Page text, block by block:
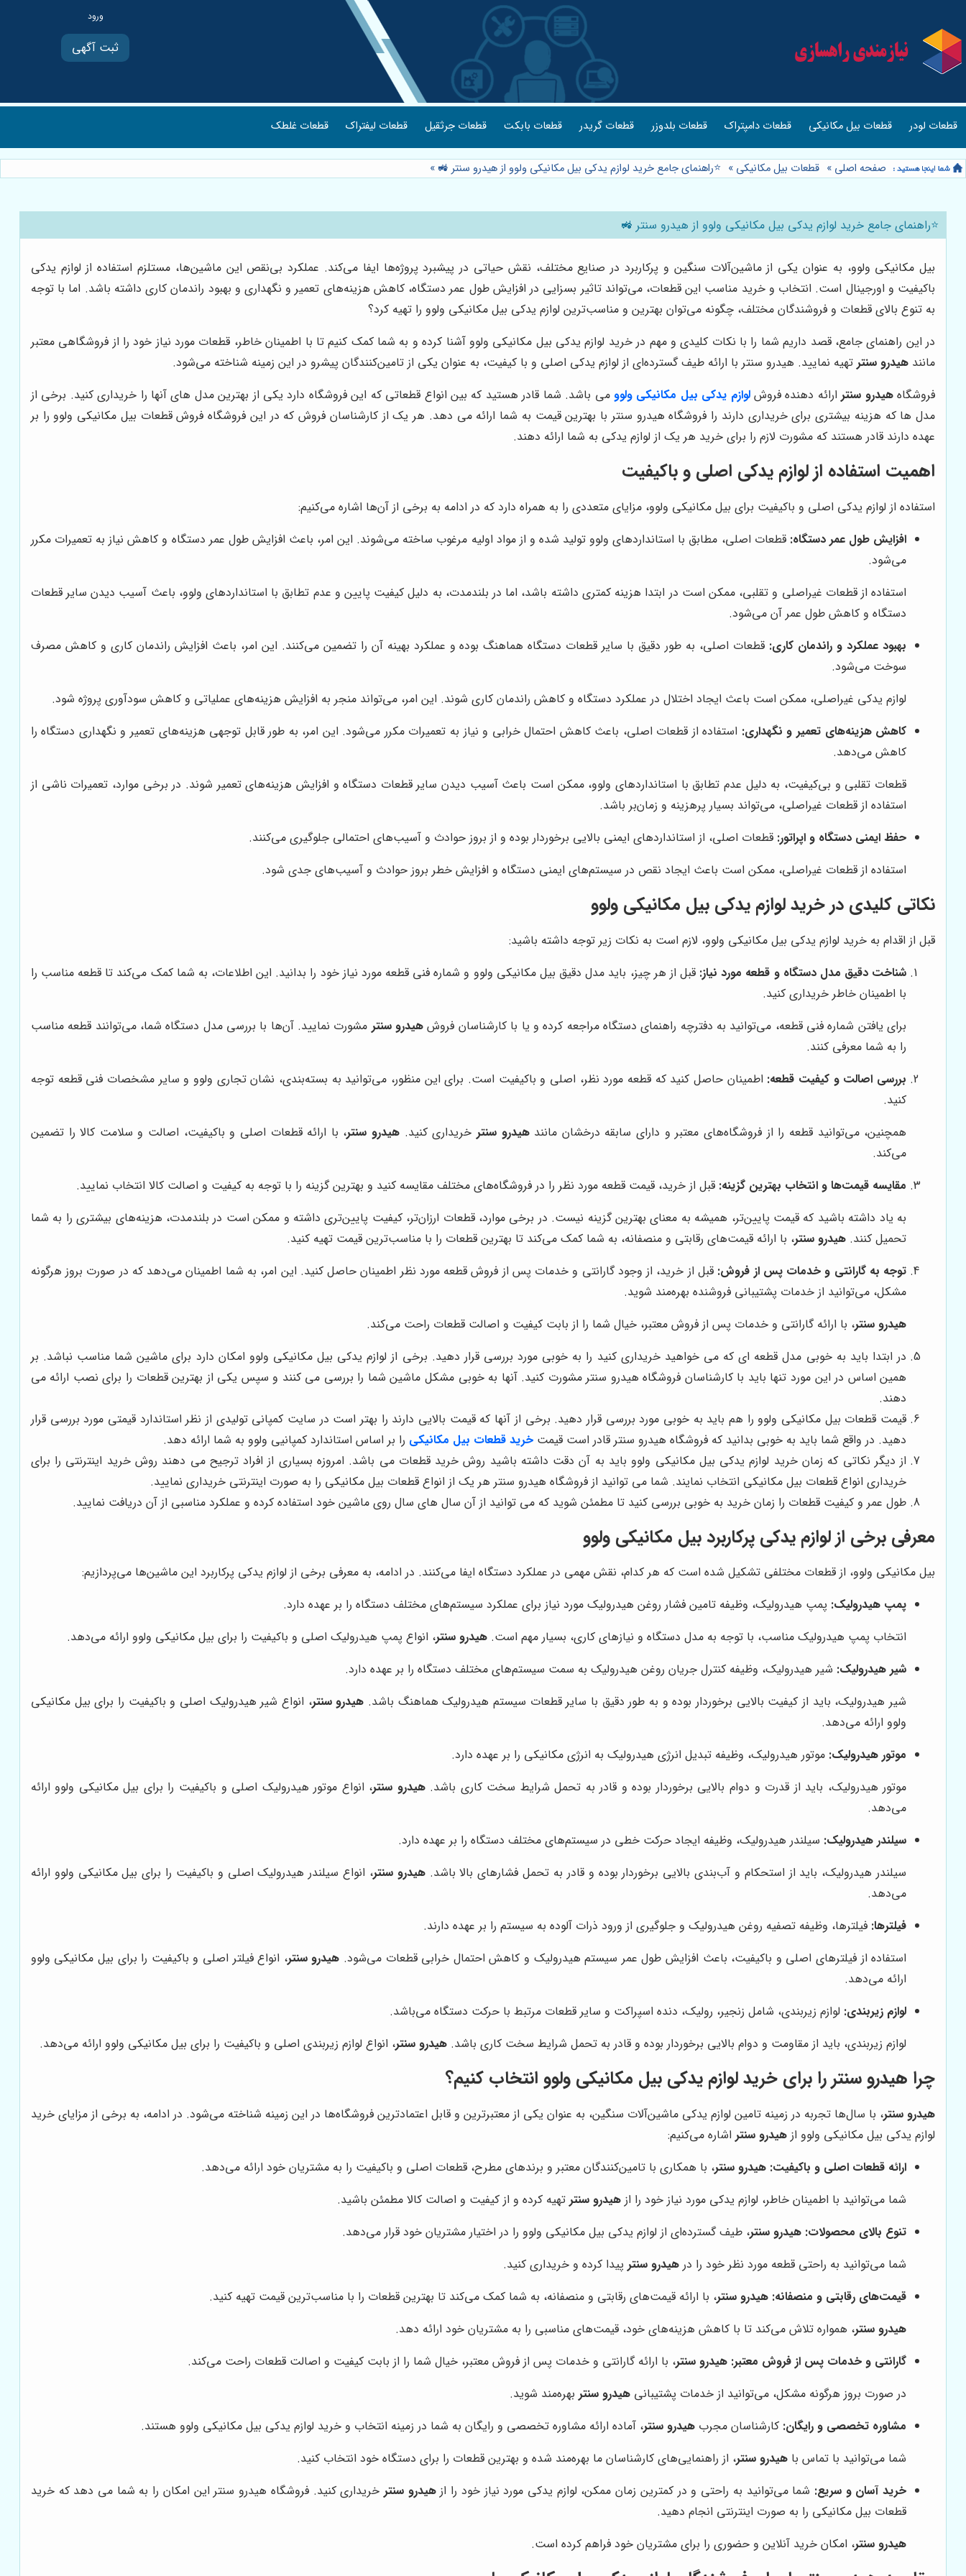
ثبت آگهی
قطعات لودر قطعات بیل مکانیکی قطعات دامپتراک قطعات بلدوزر قطعات گریدر قطعات بابکت قطعات جرثقیل قطعات لیفتراک قطعات غلطک
صفحه اصلی » قطعات بیل مکانیکی » ⭐️راهنمای جامع خرید لوازم یدکی بیل مکانیکی ولوو از هیدرو سنتر 🚜 »
⭐️راهنمای جامع خرید لوازم یدکی بیل مکانیکی ولوو از هیدرو سنتر 🚜
بیل مکانیکی ولوو، به عنوان یکی از ماشین‌آلات سنگین و پرکاربرد در صنایع مختلف، نقش حیاتی در پیشبرد پروژه‌ها ایفا می‌کند. عملکرد بی‌نقص این ماشین‌ها، مستلزم استفاده از لوازم یدکی
باکیفیت و اورجینال است. انتخاب و خرید مناسب این قطعات، می‌تواند تاثیر بسزایی در افزایش طول عمر دستگاه، کاهش هزینه‌های تعمیر و نگهداری و بهبود راندمان کاری داشته باشد. اما با توجه
به تنوع بالای قطعات و فروشندگان مختلف، چگونه می‌توان بهترین و مناسب‌ترین لوازم یدکی بیل مکانیکی ولوو را تهیه کرد؟
در این راهنمای جامع، قصد داریم شما را با نکات کلیدی و مهم در خرید لوازم یدکی بیل مکانیکی ولوو آشنا کرده و به شما کمک کنیم تا با اطمینان خاطر، قطعات مورد نیاز خود را از فروشگاهی معتبر
مانند هیدرو سنترتهیه نمایید. هیدرو سنتر با ارائه طیف گسترده‌ای از لوازم یدکی اصلی و با کیفیت، به عنوان یکی از تامین‌کنندگان پیشرو در این زمینه شناخته می‌شود.
فروشگاههیدرو سنترارائه دهنده فروشلوازم یدکی بیل مکانیکی ولوو می باشد. شما قادر هستید که بین انواع قطعاتی که این فروشگاه دارد یکی از بهترین مدل های آنها را خریداری کنید. برخی از
مدل ها که هزینه بیشتری برای خریداری دارند را فروشگاه هیدرو سنتر با بهترین قیمت به شما ارائه می دهد. هر یک از کارشناسان فروش که در این فروشگاه فروش قطعات بیل مکانیکی ولوو را بر
عهده دارند قادر هستند که مشورت لازم را برای خرید هر یک از لوازم یدکی به شما ارائه دهند.
اهمیت استفاده از لوازم یدکی اصلی و باکیفیت
استفاده از لوازم یدکی اصلی و باکیفیت برای بیل مکانیکی ولوو، مزایای متعددی را به همراه دارد که در ادامه به برخی از آن‌ها اشاره می‌کنیم:
افزایش طول عمر دستگاه: قطعات اصلی، مطابق با استانداردهای ولوو تولید شده و از مواد اولیه مرغوب ساخته می‌شوند. این امر، باعث افزایش طول عمر دستگاه و کاهش نیاز به تعمیرات مکرر
می‌شود.
استفاده از قطعات غیراصلی و تقلبی، ممکن است در ابتدا هزینه کمتری داشته باشد، اما در بلندمدت، به دلیل کیفیت پایین و عدم تطابق با استانداردهای ولوو، باعث آسیب دیدن سایر قطعات
دستگاه و کاهش طول عمر آن می‌شود.
بهبود عملکرد و راندمان کاری: قطعات اصلی، به طور دقیق با سایر قطعات دستگاه هماهنگ بوده و عملکرد بهینه آن را تضمین می‌کنند. این امر، باعث افزایش راندمان کاری و کاهش مصرف
سوخت می‌شود.
لوازم یدکی غیراصلی، ممکن است باعث ایجاد اختلال در عملکرد دستگاه و کاهش راندمان کاری شوند. این امر، می‌تواند منجر به افزایش هزینه‌های عملیاتی و کاهش سودآوری پروژه شود.
کاهش هزینه‌های تعمیر و نگهداری: استفاده از قطعات اصلی، باعث کاهش احتمال خرابی و نیاز به تعمیرات مکرر می‌شود. این امر، به طور قابل توجهی هزینه‌های تعمیر و نگهداری دستگاه را
کاهش می‌دهد.
قطعات تقلبی و بی‌کیفیت، به دلیل عدم تطابق با استانداردهای ولوو، ممکن است باعث آسیب دیدن سایر قطعات دستگاه و افزایش هزینه‌های تعمیر شوند. در برخی موارد، تعمیرات ناشی از
استفاده از قطعات غیراصلی، می‌تواند بسیار پرهزینه و زمان‌بر باشد.
حفظ ایمنی دستگاه و اپراتور: قطعات اصلی، از استانداردهای ایمنی بالایی برخوردار بوده و از بروز حوادث و آسیب‌های احتمالی جلوگیری می‌کنند.
استفاده از قطعات غیراصلی، ممکن است باعث ایجاد نقص در سیستم‌های ایمنی دستگاه و افزایش خطر بروز حوادث و آسیب‌های جدی شود.
نکاتی کلیدی در خرید لوازم یدکی بیل مکانیکی ولوو
قبل از اقدام به خرید لوازم یدکی بیل مکانیکی ولوو، لازم است به نکات زیر توجه داشته باشید:
شناخت دقیق مدل دستگاه و قطعه مورد نیاز: قبل از هر چیز، باید مدل دقیق بیل مکانیکی ولوو و شماره فنی قطعه مورد نیاز خود را بدانید. این اطلاعات، به شما کمک می‌کند تا قطعه مناسب را
با اطمینان خاطر خریداری کنید.
برای یافتن شماره فنی قطعه، می‌توانید به دفترچه راهنمای دستگاه مراجعه کرده و یا با کارشناسان فروش هیدرو سنتر مشورت نمایید. آن‌ها با بررسی مدل دستگاه شما، می‌توانند قطعه مناسب
را به شما معرفی کنند.
بررسی اصالت و کیفیت قطعه: اطمینان حاصل کنید که قطعه مورد نظر، اصلی و باکیفیت است. برای این منظور، می‌توانید به بسته‌بندی، نشان تجاری ولوو و سایر مشخصات فنی قطعه توجه
کنید.
همچنین، می‌توانید قطعه را از فروشگاه‌های معتبر و دارای سابقه درخشان مانندهیدرو سنتر خریداری کنید. هیدرو سنتر، با ارائه قطعات اصلی و باکیفیت، اصالت و سلامت کالا را تضمین
می‌کند.
مقایسه قیمت‌ها و انتخاب بهترین گزینه: قبل از خرید، قیمت قطعه مورد نظر را در فروشگاه‌های مختلف مقایسه کنید و بهترین گزینه را با توجه به کیفیت و اصالت کالا انتخاب نمایید.
به یاد داشته باشید که قیمت پایین‌تر، همیشه به معنای بهترین گزینه نیست. در برخی موارد، قطعات ارزان‌تر، کیفیت پایین‌تری داشته و ممکن است در بلندمدت، هزینه‌های بیشتری را به شما
تحمیل کنند. هیدرو سنتر، با ارائه قیمت‌های رقابتی و منصفانه، به شما کمک می‌کند تا بهترین قطعات را با مناسب‌ترین قیمت تهیه کنید.
توجه به گارانتی و خدمات پس از فروش: قبل از خرید، از وجود گارانتی و خدمات پس از فروش قطعه مورد نظر اطمینان حاصل کنید. این امر، به شما اطمینان می‌دهد که در صورت بروز هرگونه
مشکل، می‌توانید از خدمات پشتیبانی فروشنده بهره‌مند شوید.
هیدرو سنتر، با ارائه گارانتی و خدمات پس از فروش معتبر، خیال شما را از بابت کیفیت و اصالت قطعات راحت می‌کند.
در ابتدا باید به خوبی مدل قطعه ای که می خواهید خریداری کنید را به خوبی مورد بررسی قرار دهید. برخی از لوازم یدکی بیل مکانیکی ولوو امکان دارد برای ماشین شما مناسب نباشد. بر
همین اساس در این مورد تنها باید با کارشناسان فروشگاه هیدرو سنتر مشورت کنید. آنها به خوبی مشکل ماشین شما را بررسی می کنند و سپس یکی از بهترین قطعات را برای نصب ارائه می
دهند.
قیمت قطعات بیل مکانیکی ولوو را هم باید به خوبی مورد بررسی قرار دهید. برخی از آنها که قیمت بالایی دارند را بهتر است در سایت کمپانی تولیدی از نظر استاندارد قیمتی مورد بررسی قرار
دهید. در واقع شما باید به خوبی بدانید که فروشگاه هیدرو سنتر قادر است قیمت خرید قطعات بیل مکانیکی را بر اساس استاندارد کمپانیی ولوو به شما ارائه دهد.
از دیگر نکاتی که زمان خرید لوازم یدکی بیل مکانیکی ولوو باید به آن دقت داشته باشید روش خرید قطعات می باشد. امروزه بسیاری از افراد ترجیح می دهند روش خرید اینترنتی را برای
خریداری انواع قطعات بیل مکانیکی انتخاب نمایند. شما می توانید از فروشگاه هیدرو سنتر هر یک از انواع قطعات بیل مکانیکی را به صورت اینترنتی خریداری نمایید.
طول عمر و کیفیت قطعات را زمان خرید به خوبی بررسی کنید تا مطمئن شوید که می توانید از آن سال های سال روی ماشین خود استفاده کرده و عملکرد مناسبی از آن دریافت نمایید.
معرفی برخی از لوازم یدکی پرکاربرد بیل مکانیکی ولوو
بیل مکانیکی ولوو، از قطعات مختلفی تشکیل شده است که هر کدام، نقش مهمی در عملکرد دستگاه ایفا می‌کنند. در ادامه، به معرفی برخی از لوازم یدکی پرکاربرد این ماشین‌ها می‌پردازیم:
پمپ هیدرولیک: پمپ هیدرولیک، وظیفه تامین فشار روغن هیدرولیک مورد نیاز برای عملکرد سیستم‌های مختلف دستگاه را بر عهده دارد.
انتخاب پمپ هیدرولیک مناسب، با توجه به مدل دستگاه و نیازهای کاری، بسیار مهم است. هیدرو سنتر، انواع پمپ هیدرولیک اصلی و باکیفیت را برای بیل مکانیکی ولوو ارائه می‌دهد.
شیر هیدرولیک: شیر هیدرولیک، وظیفه کنترل جریان روغن هیدرولیک به سمت سیستم‌های مختلف دستگاه را بر عهده دارد.
شیر هیدرولیک، باید از کیفیت بالایی برخوردار بوده و به طور دقیق با سایر قطعات سیستم هیدرولیک هماهنگ باشد. هیدرو سنتر، انواع شیر هیدرولیک اصلی و باکیفیت را برای بیل مکانیکی
ولوو ارائه می‌دهد.
موتور هیدرولیک: موتور هیدرولیک، وظیفه تبدیل انرژی هیدرولیک به انرژی مکانیکی را بر عهده دارد.
موتور هیدرولیک، باید از قدرت و دوام بالایی برخوردار بوده و قادر به تحمل شرایط سخت کاری باشد.هیدرو سنتر، انواع موتور هیدرولیک اصلی و باکیفیت را برای بیل مکانیکی ولوو ارائه
می‌دهد.
سیلندر هیدرولیک: سیلندر هیدرولیک، وظیفه ایجاد حرکت خطی در سیستم‌های مختلف دستگاه را بر عهده دارد.
سیلندر هیدرولیک، باید از استحکام و آب‌بندی بالایی برخوردار بوده و قادر به تحمل فشارهای بالا باشد.هیدرو سنتر، انواع سیلندر هیدرولیک اصلی و باکیفیت را برای بیل مکانیکی ولوو ارائه
می‌دهد.
فیلترها: فیلترها، وظیفه تصفیه روغن هیدرولیک و جلوگیری از ورود ذرات آلوده به سیستم را بر عهده دارند.
استفاده از فیلترهای اصلی و باکیفیت، باعث افزایش طول عمر سیستم هیدرولیک و کاهش احتمال خرابی قطعات می‌شود. هیدرو سنتر، انواع فیلتر اصلی و باکیفیت را برای بیل مکانیکی ولوو
ارائه می‌دهد.
لوازم زیربندی: لوازم زیربندی، شامل زنجیر، رولیک، دنده اسپراکت و سایر قطعات مرتبط با حرکت دستگاه می‌باشد.
لوازم زیربندی، باید از مقاومت و دوام بالایی برخوردار بوده و قادر به تحمل شرایط سخت کاری باشد. هیدرو سنتر، انواع لوازم زیربندی اصلی و باکیفیت را برای بیل مکانیکی ولوو ارائه می‌دهد.
چرا هیدرو سنتر را برای خرید لوازم یدکی بیل مکانیکی ولوو انتخاب کنیم؟
هیدرو سنتر، با سال‌ها تجربه در زمینه تامین لوازم یدکی ماشین‌آلات سنگین، به عنوان یکی از معتبرترین و قابل اعتمادترین فروشگاه‌ها در این زمینه شناخته می‌شود. در ادامه، به برخی از مزایای خرید
لوازم یدکی بیل مکانیکی ولوو از هیدرو سنتراشاره می‌کنیم:
ارائه قطعات اصلی و باکیفیت: هیدرو سنتر، با همکاری با تامین‌کنندگان معتبر و برندهای مطرح، قطعات اصلی و باکیفیت را به مشتریان خود ارائه می‌دهد.
شما می‌توانید با اطمینان خاطر، لوازم یدکی مورد نیاز خود را از هیدرو سنترتهیه کرده و از کیفیت و اصالت کالا مطمئن باشید.
تنوع بالای محصولات: هیدرو سنتر، طیف گسترده‌ای از لوازم یدکی بیل مکانیکی ولوو را در اختیار مشتریان خود قرار می‌دهد.
شما می‌توانید به راحتی قطعه مورد نظر خود را در هیدرو سنترپیدا کرده و خریداری کنید.
قیمت‌های رقابتی و منصفانه: هیدرو سنتر، با ارائه قیمت‌های رقابتی و منصفانه، به شما کمک می‌کند تا بهترین قطعات را با مناسب‌ترین قیمت تهیه کنید.
هیدرو سنتر، همواره تلاش می‌کند تا با کاهش هزینه‌های خود، قیمت‌های مناسبی را به مشتریان خود ارائه دهد.
گارانتی و خدمات پس از فروش معتبر: هیدرو سنتر، با ارائه گارانتی و خدمات پس از فروش معتبر، خیال شما را از بابت کیفیت و اصالت قطعات راحت می‌کند.
در صورت بروز هرگونه مشکل، می‌توانید از خدمات پشتیبانی هیدرو سنتربهره‌مند شوید.
مشاوره تخصصی و رایگان: کارشناسان مجرب هیدرو سنتر، آماده ارائه مشاوره تخصصی و رایگان به شما در زمینه انتخاب و خرید لوازم یدکی بیل مکانیکی ولوو هستند.
شما می‌توانید با تماس با هیدرو سنتر، از راهنمایی‌های کارشناسان ما بهره‌مند شده و بهترین قطعات را برای دستگاه خود انتخاب کنید.
خرید آسان و سریع: شما می‌توانید به راحتی و در کمترین زمان ممکن، لوازم یدکی مورد نیاز خود را ازهیدرو سنتر خریداری کنید. فروشگاه هیدرو سنتر این امکان را به شما می دهد که خرید
قطعات بیل مکانیکی را به صورت اینترنتی انجام دهید.
هیدرو سنتر، امکان خرید آنلاین و حضوری را برای مشتریان خود فراهم کرده است.